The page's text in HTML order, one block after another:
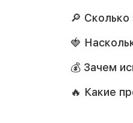
🔎
🍓
💰 Зачем
🔥 Какие